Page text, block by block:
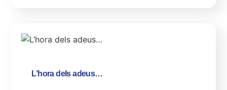
L’hora dels adeus…